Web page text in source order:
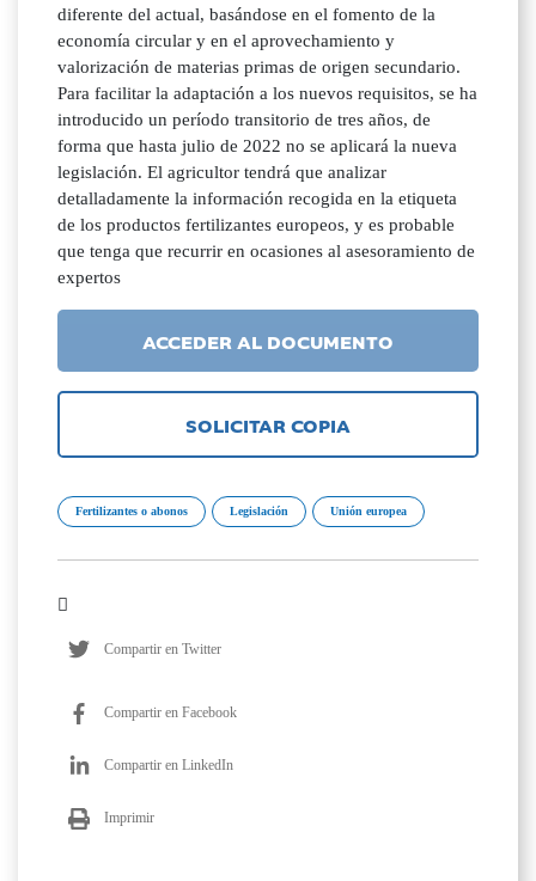
diferente del actual, basándose en el fomento de la
economía circular y en el aprovechamiento y
valorización de materias primas de origen secundario.
Para facilitar la adaptación a los nuevos requisitos, se ha
introducido un período transitorio de tres años, de
forma que hasta julio de 2022 no se aplicará la nueva
legislación. El agricultor tendrá que analizar
detalladamente la información recogida en la etiqueta
de los productos fertilizantes europeos, y es probable
que tenga que recurrir en ocasiones al asesoramiento de
expertos
ACCEDER AL DOCUMENTO
SOLICITAR COPIA
Fertilizantes o abonos Legislación Unión europea
Compartir en Twitter
Compartir en Facebook
Compartir en LinkedIn
Imprimir